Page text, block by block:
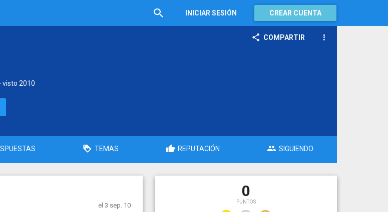
INICIAR SESIÓN CREAR CUENTA
COMPARTIR
visto 2010
TEMAS REPUTACIÓN SIGUIENDO
el 3 sep. 10
0
PUNTOS